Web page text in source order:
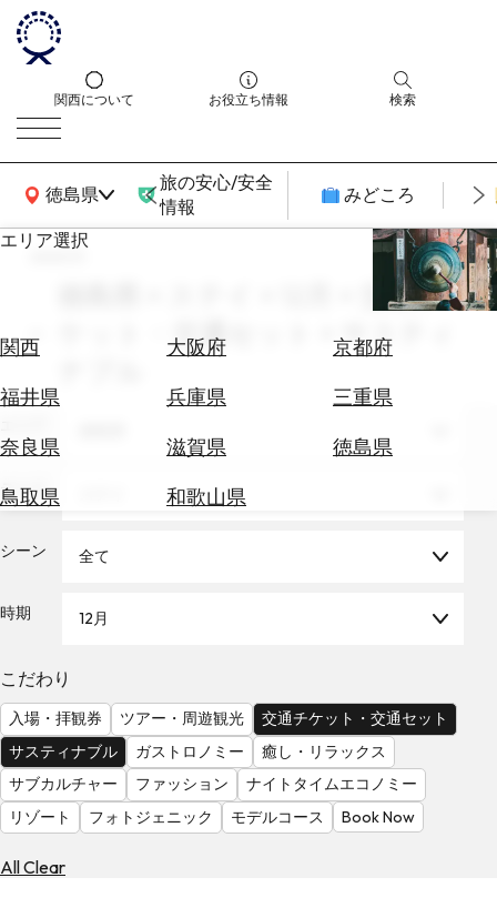
関西について お役立ち情報 検索
徳島県
関西広域MAP
旅の安心/安全
情報
みどころ
エリア選択
関西 大阪府
京都府
福井県
兵庫県
三重県
奈良県
滋賀県
徳島県
鳥取県
和歌山県
エ
券
テ
を
を
見
る
search
徳島県 × ステイ × 12月 × 交通チ
ケット・交通セット × サスティ
テーマ
シーン 全て
時期 12月
こだわり
入場・拝観券 ツアー・周遊観光
交通チケット・交通セット
サスティナブル
ガストロノミー
癒し・リラックス
サブカルチャー
ファッション
ナイトタイムエコノミー
リゾート
フォトジェニック モデルコース Book Now
All Clear